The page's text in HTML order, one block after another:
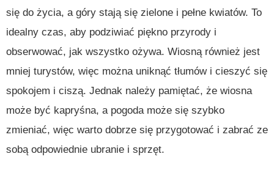
się do życia, a góry stają się zielone i pełne kwiatów. To
idealny czas, aby podziwiać piękno przyrody i
obserwować, jak wszystko ożywa. Wiosną również jest
mniej turystów, więc można uniknąć tłumów i cieszyć się
spokojem i ciszą. Jednak należy pamiętać, że wiosna
może być kapryśna, a pogoda może się szybko
zmieniać, więc warto dobrze się przygotować i zabrać ze
sobą odpowiednie ubranie i sprzęt.